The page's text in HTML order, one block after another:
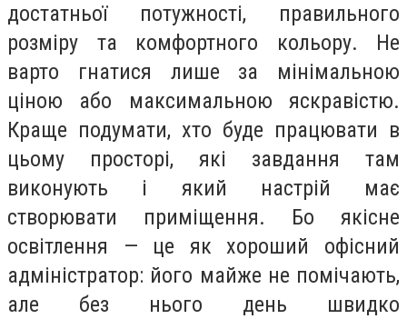
достатньої потужності, правильного
розміру та комфортного кольору. Не
варто гнатися лише за мінімальною
ціною або максимальною яскравістю.
Краще подумати, хто буде працювати в
цьому просторі, які завдання там
виконують і який настрій має
створювати приміщення. Бо якісне
освітлення — це як хороший офісний
адміністратор: його майже не помічають,
але без нього день швидко